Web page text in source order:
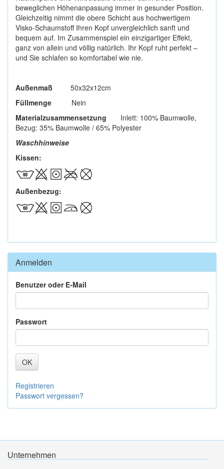
beweglichen Höhenanpassung immer in gesunder Position.
Gleichzeitig nimmt die obere Schicht aus hochwertigem
Visko-Schaumstoff Ihren Kopf unvergleichlich sanft und
bequem auf. Im Zusammenspiel ein einzigartiger Effekt,
ganz von allein und völlig natürlich. Ihr Kopf ruht perfekt –
und Sie schlafen so komfortabel wie nie.
Außenmaß
50x32x12cm
Füllmenge
Nein
Materialzusammensetzung
Inlett: 100% Baumwolle,
Bezug: 35% Baumwolle / 65% Polyester
Waschhinweise
Kissen:
Außenbezug:
Anmelden
Benutzer oder E-Mail
Passwort
OK
Registrieren
Passwort vergessen?
Unternehmen